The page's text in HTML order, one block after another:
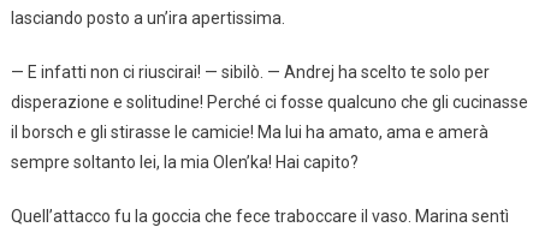
lasciando posto a un’ira apertissima.
— E infatti non ci riuscirai! — sibilò. — Andrej ha scelto te solo per
disperazione e solitudine! Perché ci fosse qualcuno che gli cucinasse
il borsch e gli stirasse le camicie! Ma lui ha amato, ama e amerà
sempre soltanto lei, la mia Olen’ka! Hai capito?
Quell’attacco fu la goccia che fece traboccare il vaso. Marina sentì